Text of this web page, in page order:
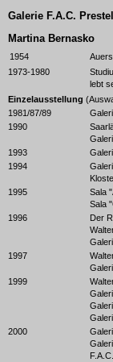
Galerie F.A.C. Prestel
Martina Bernasko
1954
1973-1980
lebt
Einzelausstellung
1981/87/89
1990
1993
1994
1995
Sala
Sala
1996
Der
1997
1999
2000